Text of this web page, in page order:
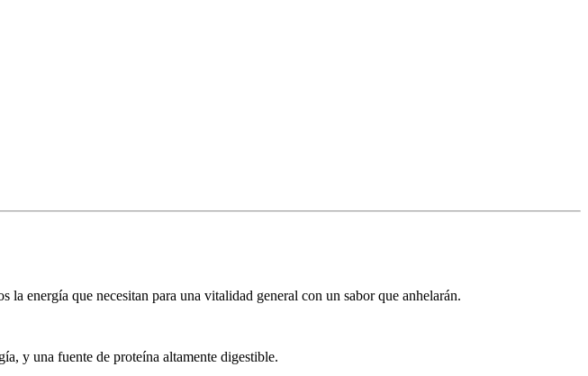
energía que necesitan para una vitalidad general con un sabor que anhelarán.
y una fuente de proteína altamente digestible.